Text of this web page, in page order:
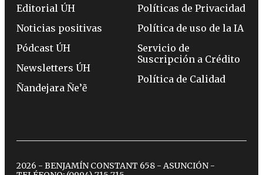
Editorial ÚH
Noticias positivas
Pódcast ÚH
Newsletters ÚH
Ñandejara Ñe’ẽ
Políticas de Privacidad
Política de uso de la IA
Servicio de
Suscripción a Crédito
Política de Calidad
2026 - BENJAMÍN CONSTANT 658 - ASUNCIÓN -